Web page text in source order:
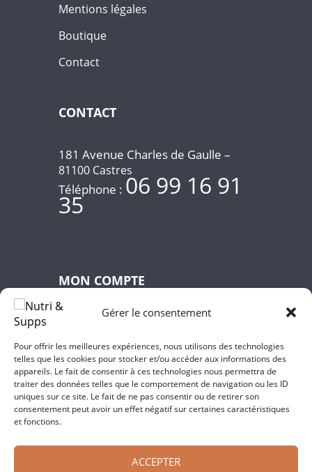
Gérer le consentement
Pour offrir les meilleures expériences, nous utilisons des technologies
telles que les cookies pour stocker et/ou accéder aux informations des
appareils. Le fait de consentir à ces technologies nous permettra de
traiter des données telles que le comportement de navigation ou les ID
uniques sur ce site. Le fait de ne pas consentir ou de retirer son
consentement peut avoir un effet négatif sur certaines caractéristiques
et fonctions.
ACCEPTER
Mentions légales
Boutique
Contact
CONTACT
181 Avenue Charles de Gaulle –
81100 Castres
Téléphone : 06 99 16 91
35
MON COMPTE
Téléchargements
Adresses
Mot de passe perdu